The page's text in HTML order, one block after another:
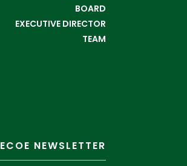
BOARD
EXECUTIVE DIRECTOR
TEAM
NEWSLETTER